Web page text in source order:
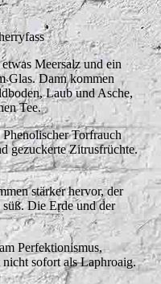
Meersalz und ein
Glas. Dann kommen
Laub und Asche,
Tee.
Torfrauch
gezuckerte Zitrusfrüchte.
stärker hervor, der
Die Erde und der
Perfektionismus,
sofort als Laphroaig.